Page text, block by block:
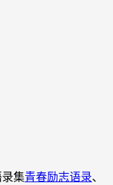
录集青春励志语录、